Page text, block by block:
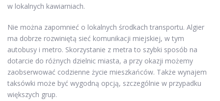
w lokalnych kawiarniach.
Nie można zapomnieć o lokalnych środkach transportu. Algier
ma dobrze rozwiniętą sieć komunikacji miejskiej, w tym
autobusy i metro. Skorzystanie z metra to szybki sposób na
dotarcie do różnych dzielnic miasta, a przy okazji możemy
zaobserwować codzienne życie mieszkańców. Także wynajem
taksówki może być wygodną opcją, szczególnie w przypadku
większych grup.